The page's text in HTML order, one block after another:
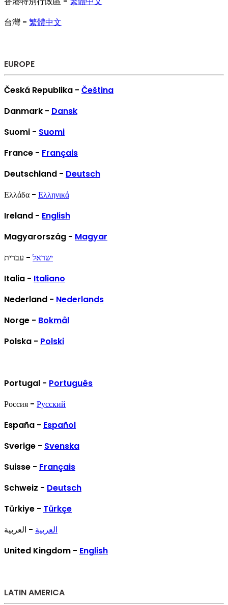
台灣 - 繁體中文
EUROPE
Česká Republika - Čeština
Danmark - Dansk
Suomi - Suomi
France - Français
Deutschland - Deutsch
Ελλάδα - Ελληνικά
Ireland - English
Magyarország - Magyar
ישראל - עברית
Italia - Italiano
Nederland - Nederlands
Norge - Bokmål
Polska - Polski
Portugal - Português
Россия - Русский
España - Español
Sverige - Svenska
Suisse - Français
Schweiz - Deutsch
Türkiye - Türkçe
العربية - العربية
United Kingdom - English
LATIN AMERICA